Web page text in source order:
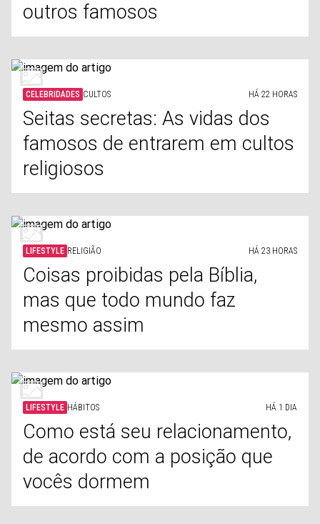
outros famosos
CELEBRIDADES CULTOS HÁ 22 HORAS
Seitas secretas: As vidas dos
famosos de entrarem em cultos
religiosos
LIFESTYLE RELIGIÃO HÁ 23 HORAS
Coisas proibidas pela Bíblia,
mas que todo mundo faz
mesmo assim
LIFESTYLE HÁBITOS HÁ 1 DIA
Como está seu relacionamento,
de acordo com a posição que
vocês dormem